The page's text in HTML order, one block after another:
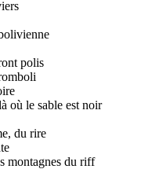
polis
où le sable est noir
du rire
montagnes du riff